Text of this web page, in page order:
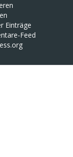
Einträge
Feed